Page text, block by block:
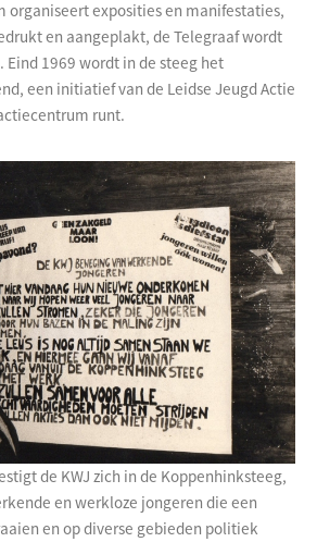
organiseert exposities en manifestaties,
en aangeplakt, de Telegraaf wordt
1969 wordt in de steeg het
een initiatief van de Leidse Jeugd Actie
runt.
de KWJ zich in de Koppenhinksteeg,
en werkloze jongeren die een
en op diverse gebieden politiek